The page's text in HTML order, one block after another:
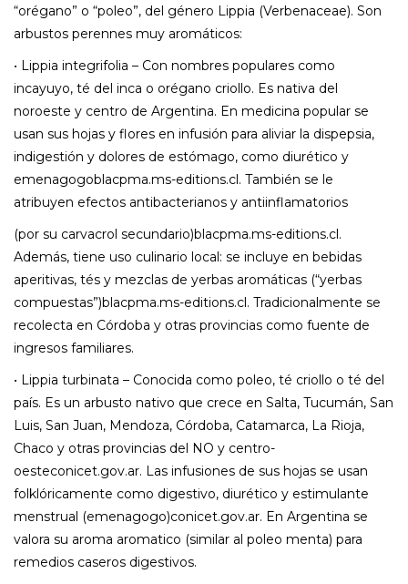
“orégano” o “poleo”, del género Lippia (Verbenaceae). Son
arbustos perennes muy aromáticos:
• Lippia integrifolia – Con nombres populares como
incayuyo, té del inca o orégano criollo. Es nativa del
noroeste y centro de Argentina. En medicina popular se
usan sus hojas y flores en infusión para aliviar la dispepsia,
indigestión y dolores de estómago, como diurético y
emenagogoblacpma.ms-editions.cl. También se le
atribuyen efectos antibacterianos y antiinflamatorios
(por su carvacrol secundario)blacpma.ms-editions.cl.
Además, tiene uso culinario local: se incluye en bebidas
aperitivas, tés y mezclas de yerbas aromáticas (“yerbas
compuestas”)blacpma.ms-editions.cl. Tradicionalmente se
recolecta en Córdoba y otras provincias como fuente de
ingresos familiares.
• Lippia turbinata – Conocida como poleo, té criollo o té del
país. Es un arbusto nativo que crece en Salta, Tucumán, San
Luis, San Juan, Mendoza, Córdoba, Catamarca, La Rioja,
Chaco y otras provincias del NO y centro-
oesteconicet.gov.ar. Las infusiones de sus hojas se usan
folklóricamente como digestivo, diurético y estimulante
menstrual (emenagogo)conicet.gov.ar. En Argentina se
valora su aroma aromatico (similar al poleo menta) para
remedios caseros digestivos.